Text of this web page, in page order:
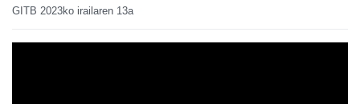
GITB 2023ko irailaren 13a